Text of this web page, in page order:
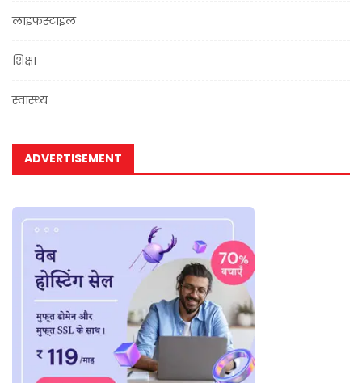
लाइफस्टाइल
शिक्षा
स्वास्थ्य
ADVERTISEMENT